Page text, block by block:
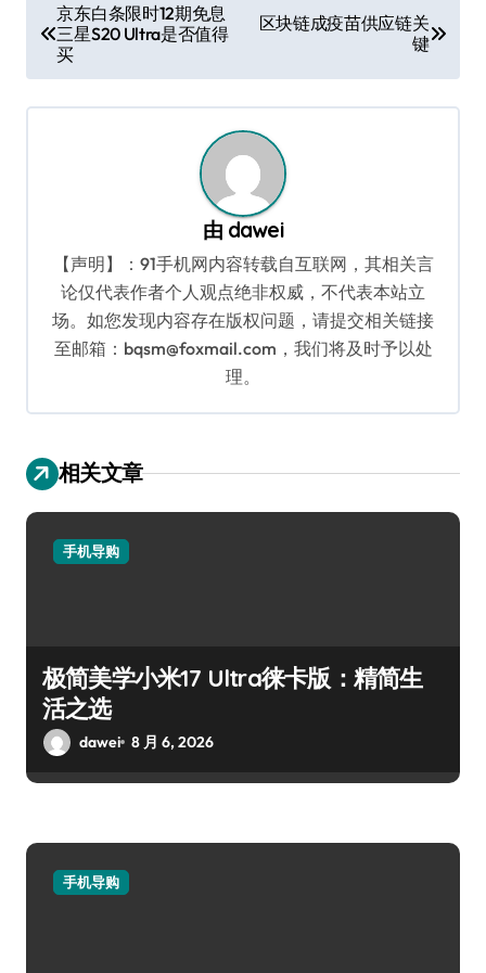
章
导
航
京东白条限时12期免息
三星S20 Ultra是否值得
买
区块链成疫苗供应链关
键
由 dawei
【声明】：91手机网内容转载自互联网，其相关言
论仅代表作者个人观点绝非权威，不代表本站立
场。如您发现内容存在版权问题，请提交相关链接
至邮箱：bqsm@foxmail.com，我们将及时予以处
理。
相关文章
手机导购
极简美学小米17 Ultra徕卡版：精简生
活之选
dawei 8 月 6, 2026
手机导购